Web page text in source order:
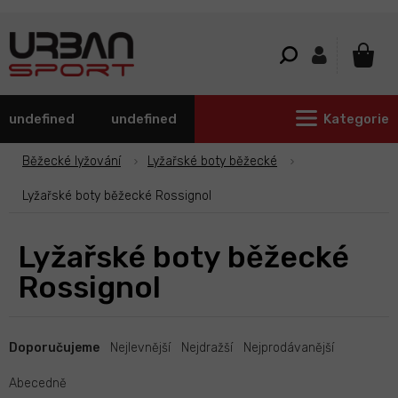
undefined undefined Kategorie
Běžecké lyžování Lyžařské boty běžecké
Lyžařské boty běžecké Rossignol
Lyžařské boty běžecké
Rossignol
a
e
Doporučujeme Nejlevnější Nejdražší Nejprodávanější
Abecedně